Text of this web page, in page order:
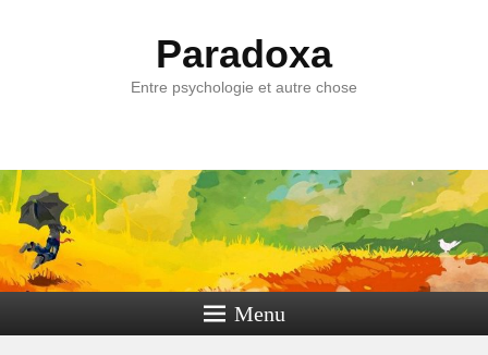
Paradoxa
Entre psychologie et autre chose
Menu